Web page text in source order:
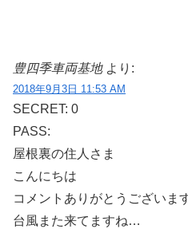
豊四季車両基地 より:
2018年9月3日 11:53 AM
SECRET: 0
PASS:
屋根裏の住人さま
こんにちは
コメントありがとうございま
台風また来てますね…